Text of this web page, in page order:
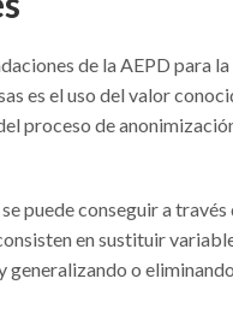
de la AEPD para
es el uso del valor
proceso de
puede conseguir a
en sustituir
generalizando o